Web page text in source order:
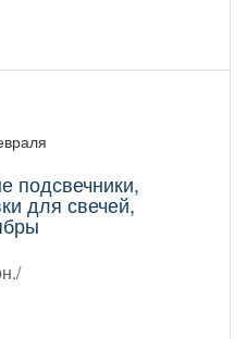
подсвечники,
для свечей,